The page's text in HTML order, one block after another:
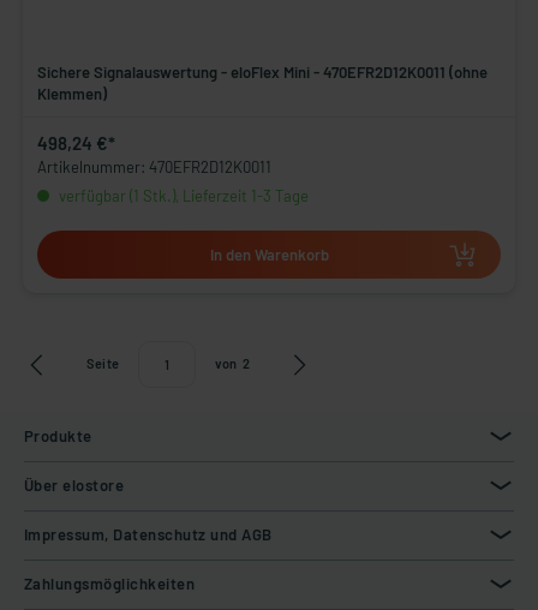
Sichere Signalauswertung - eloFlex Mini - 470EFR2D12K0011 (ohne
Klemmen)
498,24 €*
Artikelnummer: 470EFR2D12K0011
verfügbar (1 Stk.), Lieferzeit 1-3 Tage
In den Warenkorb
Seite von 2
Produkte
Über elostore
Impressum, Datenschutz und AGB
Zahlungsmöglichkeiten